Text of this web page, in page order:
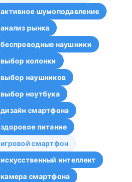
активное шумоподавление
анализ рынка
беспроводные наушники
выбор колонки
выбор наушников
выбор ноутбука
дизайн смартфона
здоровое питание
игровой смартфон
искусственный интеллект
камера смартфона